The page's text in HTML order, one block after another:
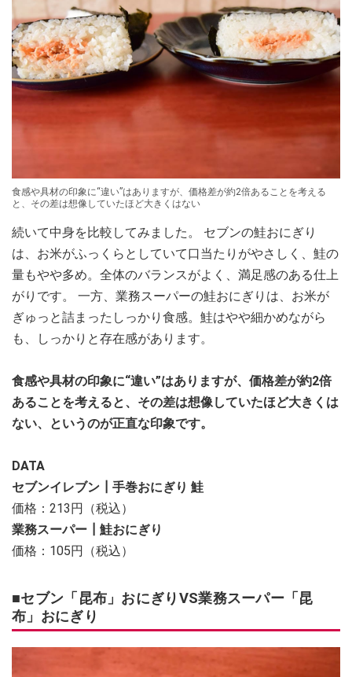
食感や具材の印象に“違い”はありますが、価格差が約2倍あることを考える
と、その差は想像していたほど大きくはない
続いて中身を比較してみました。 セブンの鮭おにぎり
は、お米がふっくらとしていて口当たりがやさしく、鮭の
量もやや多め。全体のバランスがよく、満足感のある仕上
がりです。 一方、業務スーパーの鮭おにぎりは、お米が
ぎゅっと詰まったしっかり食感。鮭はやや細かめながら
も、しっかりと存在感があります。
食感や具材の印象に“違い”はありますが、価格差が約2倍
あることを考えると、その差は想像していたほど大きくは
ない、というのが正直な印象です。
DATA
セブンイレブン┃手巻おにぎり 鮭
価格：213円（税込）
業務スーパー┃鮭おにぎり
価格：105円（税込）
■セブン「昆布」おにぎりVS業務スーパー「昆
布」おにぎり